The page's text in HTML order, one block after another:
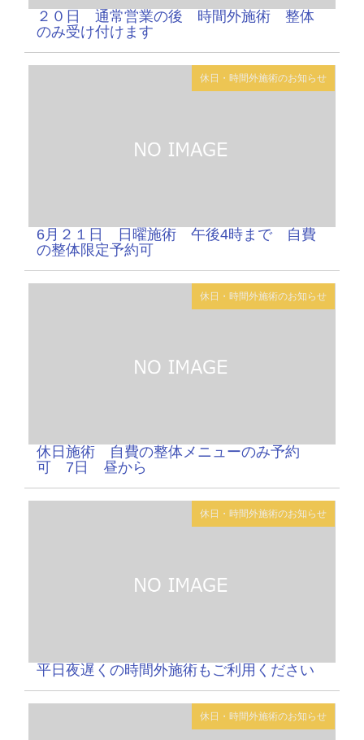
２０日 通常営業の後 時間外施術 整体
のみ受け付けます
休日・時間外施術のお知らせ
6月２１日 日曜施術 午後4時まで 自費
の整体限定予約可
休日・時間外施術のお知らせ
休日施術 自費の整体メニューのみ予約
可 7日 昼から
休日・時間外施術のお知らせ
平日夜遅くの時間外施術もご利用ください
休日・時間外施術のお知らせ